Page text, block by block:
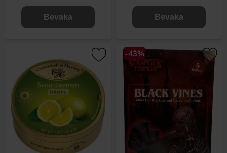
Bevaka Bevaka
-43%